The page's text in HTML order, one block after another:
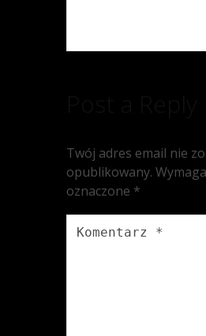
Twój adres email nie
opublikowany.
oznaczone *